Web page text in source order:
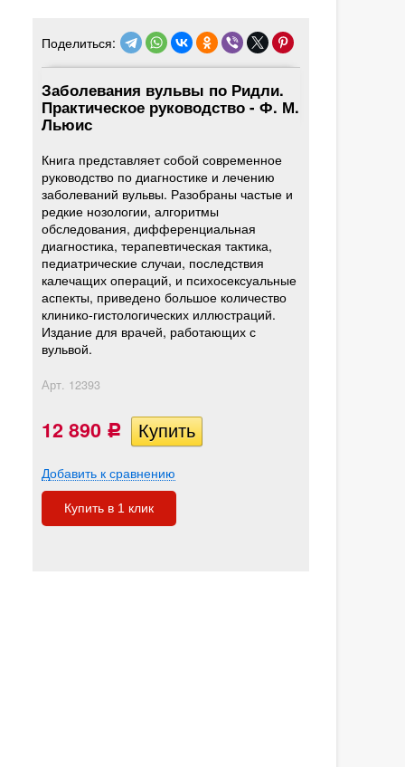
Поделиться:
Заболевания вульвы по Ридли.
Практическое руководство - Ф. М.
Льюис
Книга представляет собой современное
руководство по диагностике и лечению
заболеваний вульвы. Разобраны частые и
редкие нозологии, алгоритмы
обследования, дифференциальная
диагностика, терапевтическая тактика,
педиатрические случаи, последствия
калечащих операций, и психосексуальные
аспекты, приведено большое количество
клинико-гистологических иллюстраций.
Издание для врачей, работающих с
вульвой.
Арт. 12393
12 890 Р
Добавить к сравнению
Купить в 1 клик